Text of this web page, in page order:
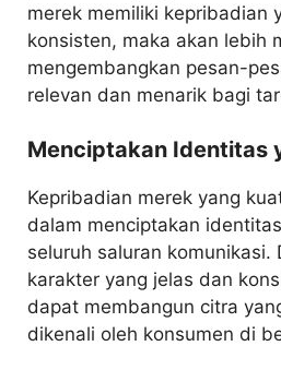
merek memiliki kepribadian
konsisten, maka akan lebih
mengembangkan pesan-
relevan dan menarik bagi
Menciptakan Identitas
Kepribadian merek yang
dalam menciptakan
seluruh saluran komunikasi.
karakter yang jelas dan
dapat membangun citra
dikenali oleh konsumen di